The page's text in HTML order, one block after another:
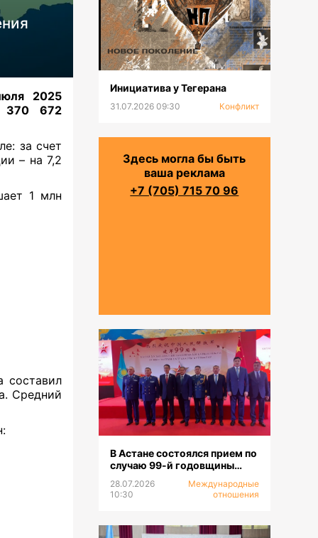
2025
370 672
за счет
– на 7,2
1 млн
составил
Средний
Инициатива у Тегерана
31.07.2026 09:30 Конфликт
Здесь могла бы быть
ваша реклама
+7 (705) 715 70 96
В Астане состоялся прием по
случаю 99-й годовщины
28.07.2026
10:30
Международные
отношения